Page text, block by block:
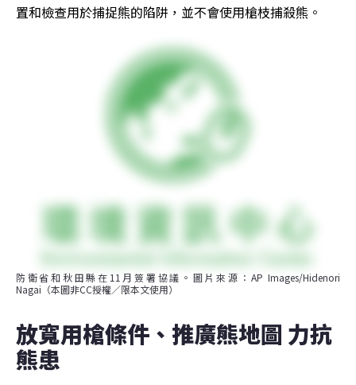
置和檢查用於捕捉熊的陷阱，並不會使用槍枝捕殺熊。
防衛省和秋田縣在11月簽署協議。圖片來源：AP Images/Hidenori
Nagai（本圖非CC授權／限本文使用）
放寬用槍條件、推廣熊地圖 力抗
熊患